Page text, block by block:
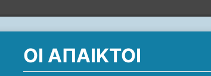
ΟΙ ΆΠΑΙΚΤΟΙ